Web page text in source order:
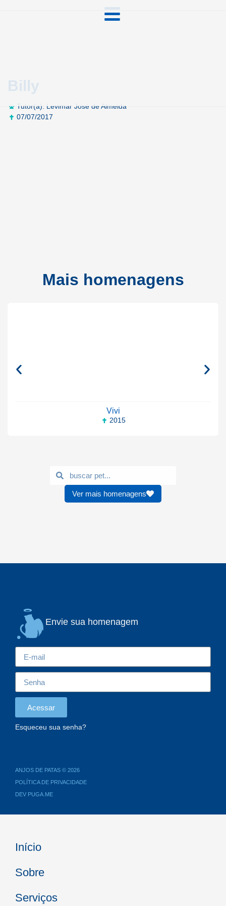
Billy
Tutor(a): Levimar José de Almeida
07/07/2017
Mais homenagens
Vivi
2015
Ver mais homenagens
ANJOS DE PATAS © 2026
POLÍTICA DE PRIVACIDADE
DEV PUGA.ME
Envie sua homenagem
Acessar
Esqueceu sua senha?
Início
Sobre
Serviços